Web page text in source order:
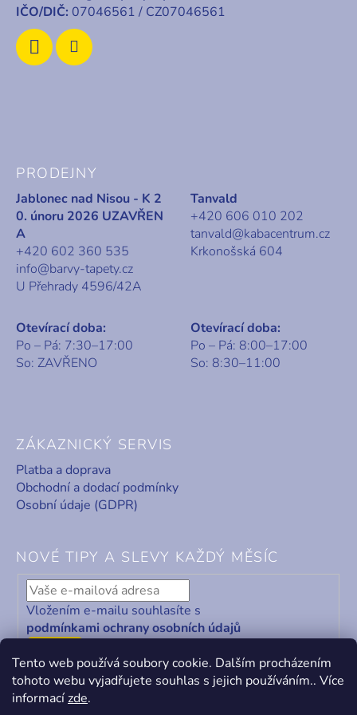
Tento web používá soubory cookie. Dalším procházením
tohoto webu vyjadřujete souhlas s jejich používáním.. Více
informacízde.
IČO/DIČ: 07046561 / CZ07046561
PRODEJNY
Jablonec nad Nisou - K 2
0. únoru 2026 UZAVŘEN
A
+420 602 360 535
info@barvy-tapety.cz
U Přehrady 4596/42A
Tanvald
+420 606 010 202
tanvald@kabacentrum.cz
Krkonošská 604
Otevírací doba:
Po – Pá: 7:30–17:00
So: ZAVŘENO
Otevírací doba:
Po – Pá: 8:00–17:00
So: 8:30–11:00
ZÁKAZNICKÝ SERVIS
Platba a doprava
Obchodní a dodací podmínky
Osobní údaje (GDPR)
NOVÉ TIPY A SLEVY KAŽDÝ MĚSÍC
Vložením e-mailu souhlasíte s
podmínkami ochrany osobních údajů
ODEBÍRAT